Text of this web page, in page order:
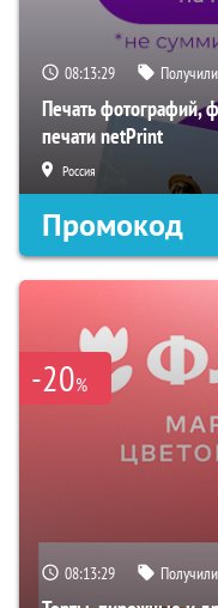
08:13:28
Печать фотографий,
печати netPrint
Россия
Промокод
-20%
08:13:28